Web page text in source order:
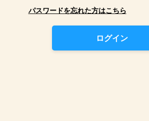
パスワードを忘れた方はこちら
ログイン